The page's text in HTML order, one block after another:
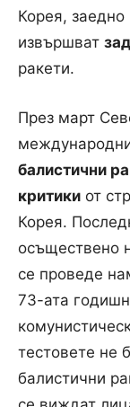
Корея,
извършват
ракети.
През март
балистични
критики от
Корея.
осъществено
се проведе
73-ата
тестовете не
балистични